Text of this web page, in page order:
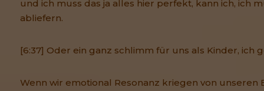
und ich muss das ja alles hier perfekt, kann ich, ich
abliefern.
[6:37] Oder ein ganz schlimm für uns als Kinder, ich
Wenn wir emotional Resonanz kriegen von unseren